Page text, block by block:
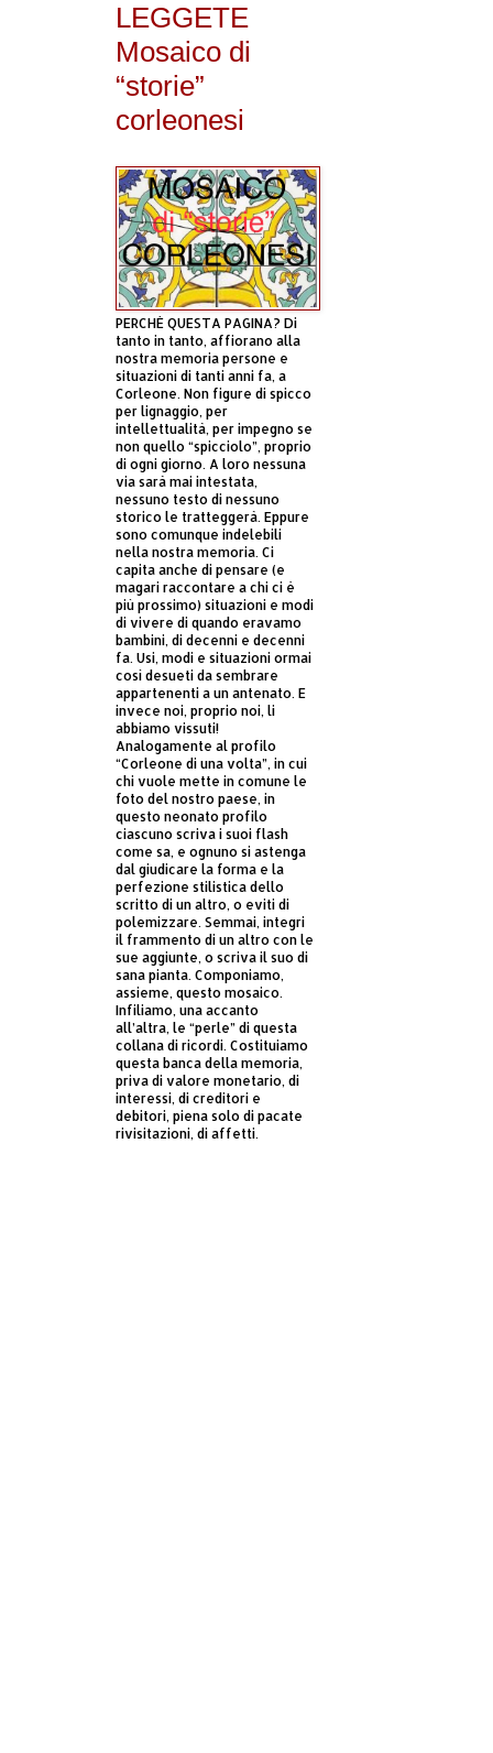
LEGGETE
Mosaico di
“storie”
corleonesi
PERCHÈ QUESTA PAGINA? Di
tanto in tanto, affiorano alla
nostra memoria persone e
situazioni di tanti anni fa, a
Corleone. Non figure di spicco
per lignaggio, per
intellettualità, per impegno se
non quello “spicciolo”, proprio
di ogni giorno. A loro nessuna
via sarà mai intestata,
nessuno testo di nessuno
storico le tratteggerà. Eppure
sono comunque indelebili
nella nostra memoria. Ci
capita anche di pensare (e
magari raccontare a chi ci è
più prossimo) situazioni e modi
di vivere di quando eravamo
bambini, di decenni e decenni
fa. Usi, modi e situazioni ormai
così desueti da sembrare
appartenenti a un antenato. E
invece noi, proprio noi, li
abbiamo vissuti!
Analogamente al profilo
“Corleone di una volta”, in cui
chi vuole mette in comune le
foto del nostro paese, in
questo neonato profilo
ciascuno scriva i suoi flash
come sa, e ognuno si astenga
dal giudicare la forma e la
perfezione stilistica dello
scritto di un altro, o eviti di
polemizzare. Semmai, integri
il frammento di un altro con le
sue aggiunte, o scriva il suo di
sana pianta. Componiamo,
assieme, questo mosaico.
Infiliamo, una accanto
all’altra, le “perle” di questa
collana di ricordi. Costituiamo
questa banca della memoria,
priva di valore monetario, di
interessi, di creditori e
debitori, piena solo di pacate
rivisitazioni, di affetti.